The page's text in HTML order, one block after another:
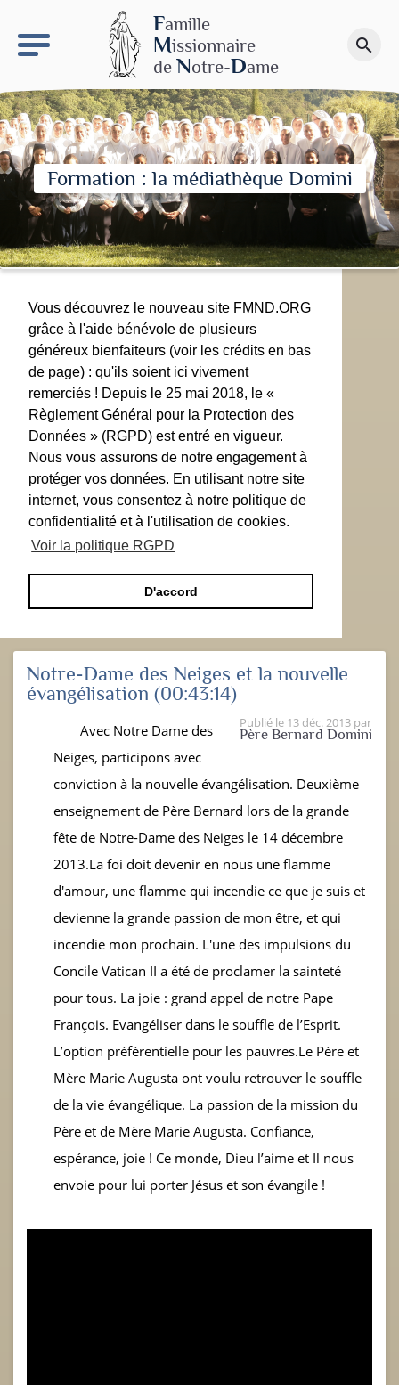
Famille
Missionnaire
de Notre-Dame
search
Faire un don
Formation : la médiathèque Domini
Vous découvrez le nouveau site FMND.ORG
grâce à l'aide bénévole de plusieurs
généreux bienfaiteurs (voir les crédits en bas
de page) : qu'ils soient ici vivement
remerciés ! Depuis le 25 mai 2018, le «
Règlement Général pour la Protection des
Données » (RGPD) est entré en vigueur.
Nous vous assurons de notre engagement à
protéger vos données. En utilisant notre site
internet, vous consentez à notre politique de
confidentialité et à l'utilisation de cookies.
Voir la politique RGPD
D'accord
Notre-Dame des Neiges et la nouvelle
évangélisation (00:43:14)
Publié le 13 déc. 2013 par
Père Bernard Domini
Avec Notre Dame des
Neiges, participons avec
conviction à la nouvelle évangélisation. Deuxième
enseignement de Père Bernard lors de la grande
fête de Notre-Dame des Neiges le 14 décembre
2013.La foi doit devenir en nous une flamme
d'amour, une flamme qui incendie ce que je suis et
devienne la grande passion de mon être, et qui
incendie mon prochain. L'une des impulsions du
Concile Vatican II a été de proclamer la sainteté
pour tous. La joie : grand appel de notre Pape
François. Evangéliser dans le souffle de l’Esprit.
L’option préférentielle pour les pauvres.Le Père et
Mère Marie Augusta ont voulu retrouver le souffle
de la vie évangélique. La passion de la mission du
Père et de Mère Marie Augusta. Confiance,
espérance, joie ! Ce monde, Dieu l’aime et Il nous
envoie pour lui porter Jésus et son évangile !